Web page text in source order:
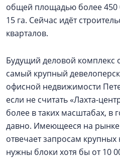
общей площадью более 450
15 га. Сейчас идёт
кварталов.
Будущий деловой комплекс
самый крупный
офисной недвижимости
если не считать «Лахта-
более в таких масштабах, в
давно. Имеющееся на
отвечает запросам
нужны блоки хотя бы от 10